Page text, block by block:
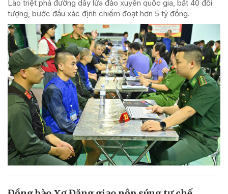
Lào triệt phá đường dây lừa đảo xuyên quốc gia, bắt 40 đối
tượng, bước đầu xác định chiếm đoạt hơn 5 tỷ đồng.